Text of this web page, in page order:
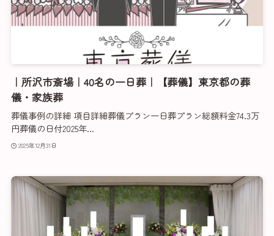
｜所沢市斎場｜40名の一日葬｜【葬儀】東京都の葬
儀・家族葬
葬儀事例の詳細 項目詳細葬儀プラン一日葬プラン総額料金74.3万
円葬儀の日付2025年...
2025年12月31日